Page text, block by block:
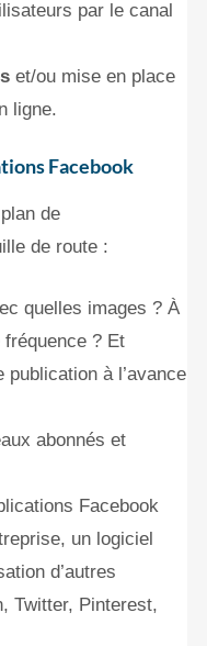
par le canal
et/ou mise en place
ligne.
Facebook
de
de route :
quelles images ? À
? Et
à l’avance
abonnés et
Facebook
un logiciel
d’autres
Twitter, Pinterest,